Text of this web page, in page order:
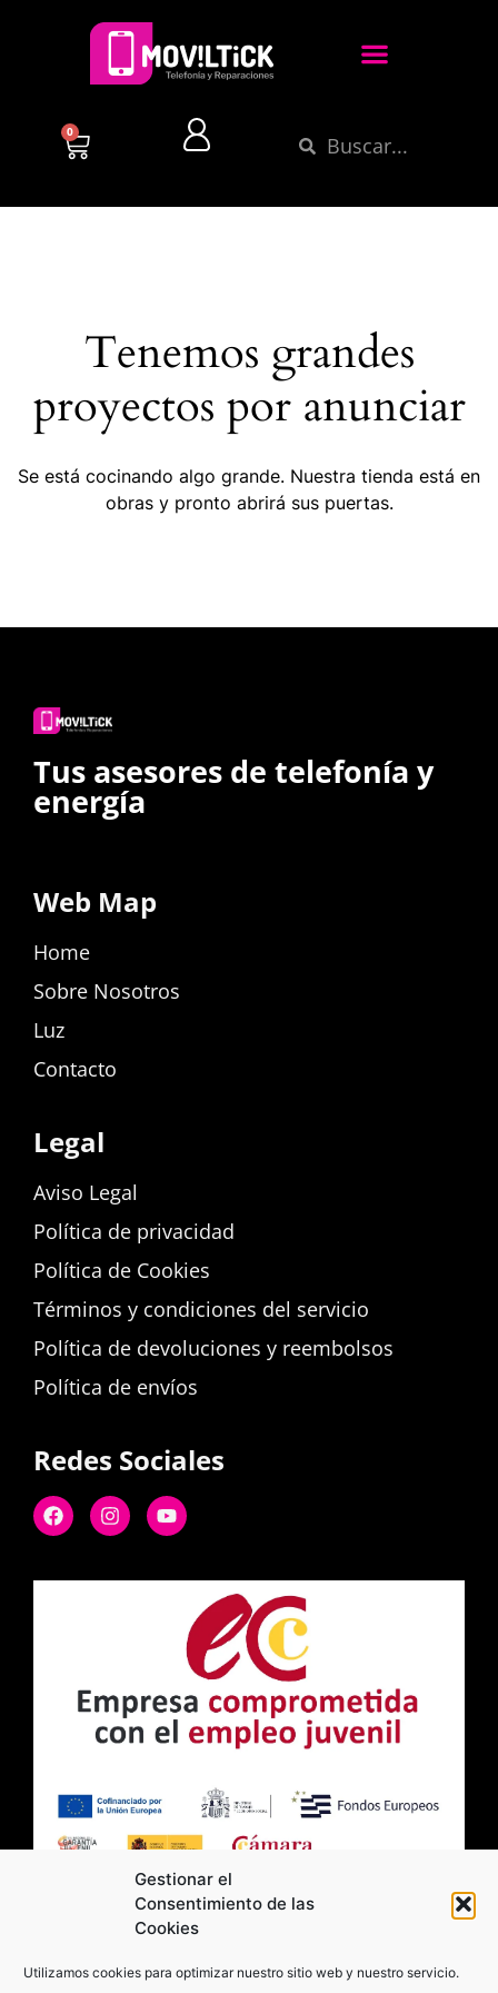
Gestionar el
Consentimiento de las
Cookies
Utilizamos cookies para optimizar nuestro sitio web y nuestro servicio.
0
Tenemos grandes
proyectos por anunciar
Se está cocinando algo grande. Nuestra tienda está en
obras y pronto abrirá sus puertas.
Tus asesores de telefonía y
energía
Web Map
Home
Sobre Nosotros
Luz
Contacto
Legal
Aviso Legal
Política de privacidad
Política de Cookies
Términos y condiciones del servicio
Política de devoluciones y reembolsos
Política de envíos
Redes Sociales
2026 Moviltick technologies. Todos los